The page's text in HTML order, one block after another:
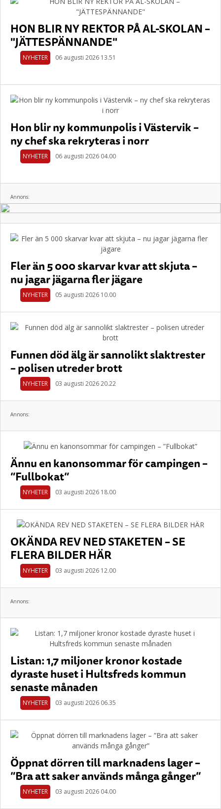
HON BLIR NY REKTOR PÅ AL-SKOLAN –
"JÄTTESPÄNNANDE"
NYHETER 06 augusti 2026 13.51
Hon blir ny kommunpolis i Västervik –
ny chef ska rekryteras i norr
NYHETER 06 augusti 2026 04.00
Annons:
Fler än 5 000 skarvar kvar att skjuta –
nu jagar jägarna fler jägare
NYHETER 05 augusti 2026 10.00
Funnen död älg är sannolikt slaktrester
– polisen utreder brott
NYHETER 03 augusti 2026 20.22
Annons:
Ännu en kanonsommar för campingen –
”Fullbokat”
NYHETER 03 augusti 2026 18.00
OKÄNDA REV NED STAKETEN – SE
FLERA BILDER HÄR
NYHETER 03 augusti 2026 12.00
Annons:
Listan: 1,7 miljoner kronor kostade
dyraste huset i Hultsfreds kommun
senaste månaden
NYHETER 03 augusti 2026 06.35
Öppnat dörren till marknadens lager –
”Bra att saker används många gånger”
NYHETER 03 augusti 2026 04.00